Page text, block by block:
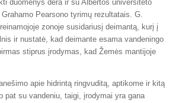
duomenys dera ir su Albertos universiteto
Pearsono tyrimų rezultatais. G.
zonoje susidariusį deimantą, kurį į
ir nustatė, kad deimante esama vandeningo
stiprus įrodymas, kad Žemės mantijoje
apie hidrintą ringvuditą, aptikome ir kitą
pat su vandeniu, taigi, įrodymai yra gana